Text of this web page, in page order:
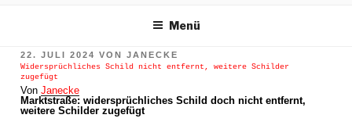
Menü
VERÖFFENTLICHT
AM
22. JULI 2024 VONJANECKE
Widersprüchliches Schild nicht entfernt, weitere Schilder
zugefügt
VonJanecke
Marktstraße: widersprüchliches Schild doch nicht entfernt,
weitere Schilder zugefügt